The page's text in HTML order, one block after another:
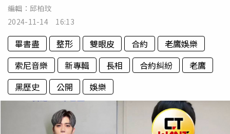
編輯： 邱柏玟
2024-11-14 16:13
畢書盡 整形 雙眼皮 合約
老鷹娛樂
索尼音樂
新專輯 長相 合約糾紛
老鷹
黑歷史
公開 娛樂